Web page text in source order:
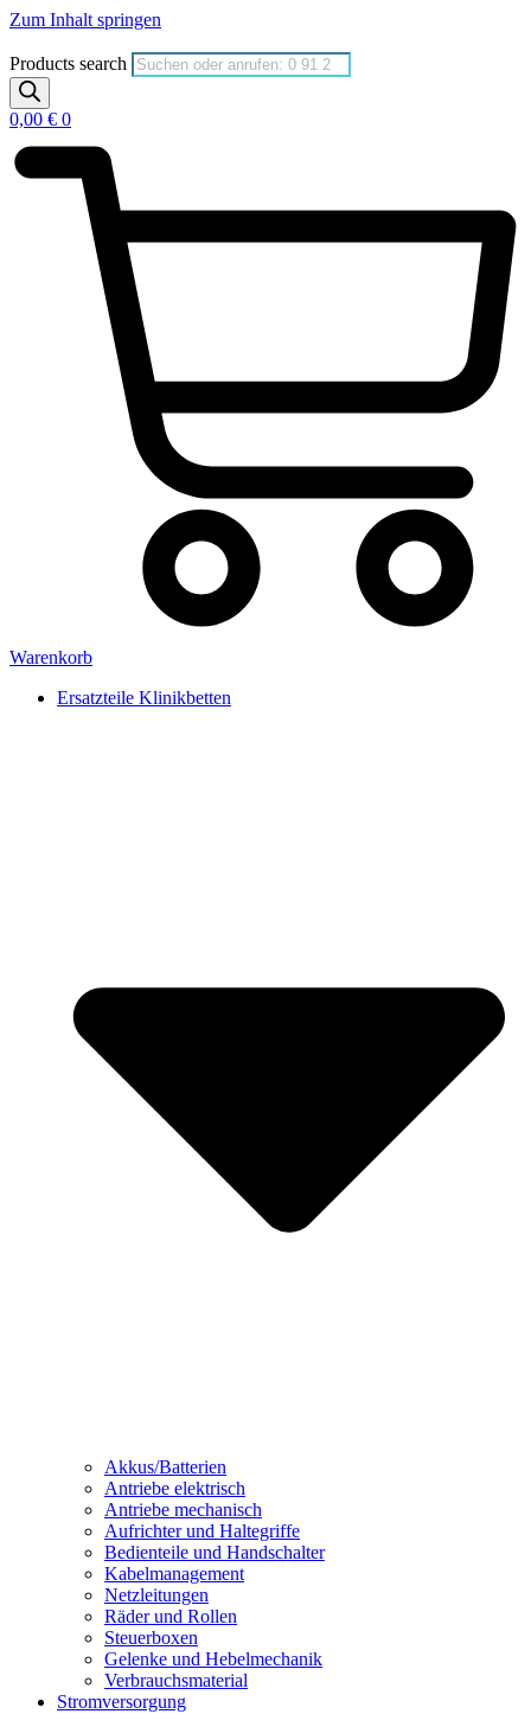
Zum Inhalt springen
Products search
0,00 € 0
Warenkorb
Ersatzteile Klinikbetten
Akkus/Batterien
Antriebe elektrisch
Antriebe mechanisch
Aufrichter und Haltegriffe
Bedienteile und Handschalter
Kabelmanagement
Netzleitungen
Räder und Rollen
Steuerboxen
Gelenke und Hebelmechanik
Verbrauchsmaterial
Stromversorgung